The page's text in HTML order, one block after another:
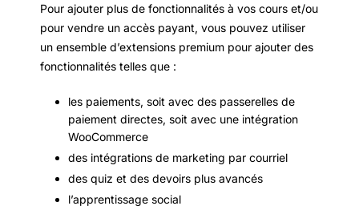
Pour ajouter plus de fonctionnalités à vos cours et/ou
pour vendre un accès payant, vous pouvez utiliser
un ensemble d’extensions premium pour ajouter des
fonctionnalités telles que :
les paiements, soit avec des passerelles de
paiement directes, soit avec une intégration
WooCommerce
des intégrations de marketing par courriel
des quiz et des devoirs plus avancés
l’apprentissage social